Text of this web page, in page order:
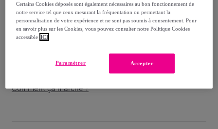
Livraison
Livraison offerte par la marque
Livraison estimée: entre le et le14/08
Comment ça marche ?
Certains Cookies déposés sont également nécessaires au bon fonctionnement de
notre service tel que ceux mesurant la fréquentation ou permettant la
personnalisation de votre expérience et ne sont pas soumis à consentement. Pour
en savoir plus sur les Cookies, vous pouvez consulter notre Politique Cookies
accessible ICI
Accepter
Paramétrer